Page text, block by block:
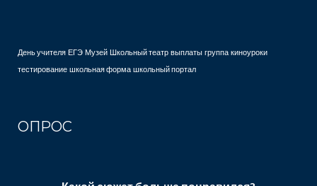
День учителя ЕГЭ Музей Школьный театр выплаты группа киноуроки
тестирование школьная форма школьный портал
ОПРОС